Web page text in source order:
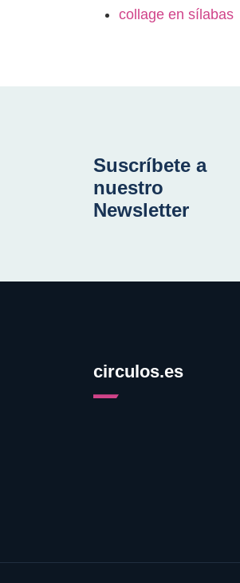
collage en sílabas
Suscríbete a
nuestro
Newsletter
circulos.es